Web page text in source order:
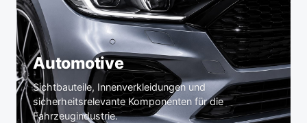
Automotive
Sichtbauteile, Innenverkleidungen und
sicherheitsrelevante Komponenten für die
Fahrzeugindustrie.